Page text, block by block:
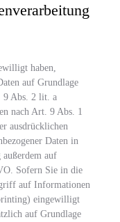
haben,
auf Grundlage
9 Abs. 2 lit. a
nach Art. 9 Abs. 1
ausdrücklichen
Daten in
auf
Sofern Sie in die
auf Informationen
eingewilligt
auf Grundlage